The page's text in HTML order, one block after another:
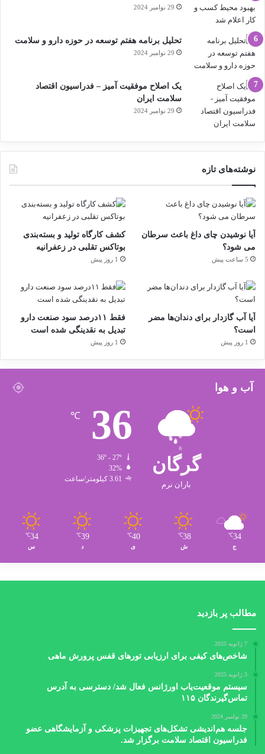
29 نوامبر 2024
تحلیل برنامه هفتم توسعه در حوزه دارو و سلامت
29 نوامبر 2024
یک اصلاح موفقیت آمیز – فدراسیون اقتصاد
سلامت ایران
29 نوامبر 2024
نوشته‌های تازه
آیا نوشیدن چای داغ باعث سرطان
می شود؟
5 ساعت پیش
کشف کارگاه تولید و بسته‌بندی
بوتاکس تقلبی در زعفرانیه
1 روز پیش
آیا آب گازدار برای دندان‌ها مضر
است؟
1 روز پیش
فقط ۱۱‌درصد سود صنعت دارو
تبدیل به نقدینگی شده است
1 روز پیش
آب و هوا
گرگان
باران نرم
36
℃
32%
3.61 کیلومتر/ساعت
34
℃
ج
38
℃
ش
40
℃
ی
39
℃
د
34
℃
س
مطالب پر بازدید
7 ژانویه 2025
شاخص‌های کیفی برای ارزیابی تورهای قفس پرورش ماهی
3 ژانویه 2025
سیستم موقعیت‌یاب اورژانس فعال شد/ دسترسی به آدرس
تماس‌گیرندگان ۱۱۵
29 نوامبر 2024
جلسه هم‌اندیشی تشکل‌های تجهیزات پزشکی و آزمایشگاهی عضو
فدراسیون اقتصاد سلامت برگزار شد.